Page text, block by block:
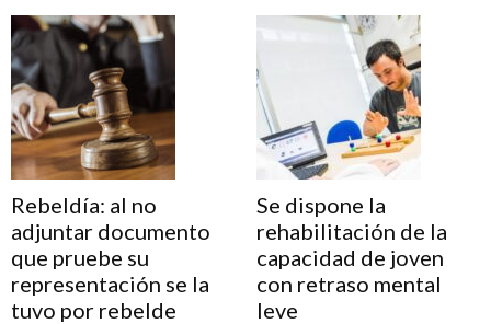
Rebeldía: al no
adjuntar documento
que pruebe su
representación se la
tuvo por rebelde
Se dispone la
rehabilitación de la
capacidad de joven
con retraso mental
leve